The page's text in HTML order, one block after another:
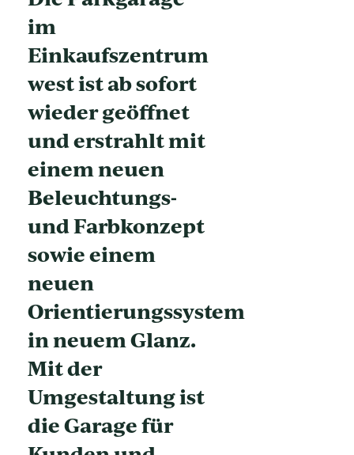
im
Einkaufszentrum
west ist ab sofort
wieder geöffnet
und erstrahlt mit
einem neuen
Beleuchtungs-
und Farbkonzept
sowie einem
neuen
Orientierungssystem
in neuem Glanz.
Mit der
Umgestaltung ist
die Garage für